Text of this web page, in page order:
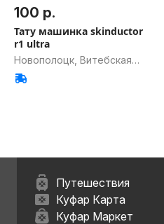
100 р.
Тату машинка skinductor
r1 ultra
Новополоцк, Витебская
обл.
Путешествия
Куфар Карта
Куфар Маркет